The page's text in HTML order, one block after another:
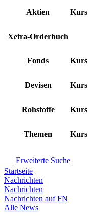
Aktien Kurs
Xetra-Orderbuch
Fonds Kurs
Devisen Kurs
Rohstoffe Kurs
Themen Kurs
Erweiterte Suche
Startseite
Nachrichten
Nachrichten
Nachrichten auf FN
Alle News